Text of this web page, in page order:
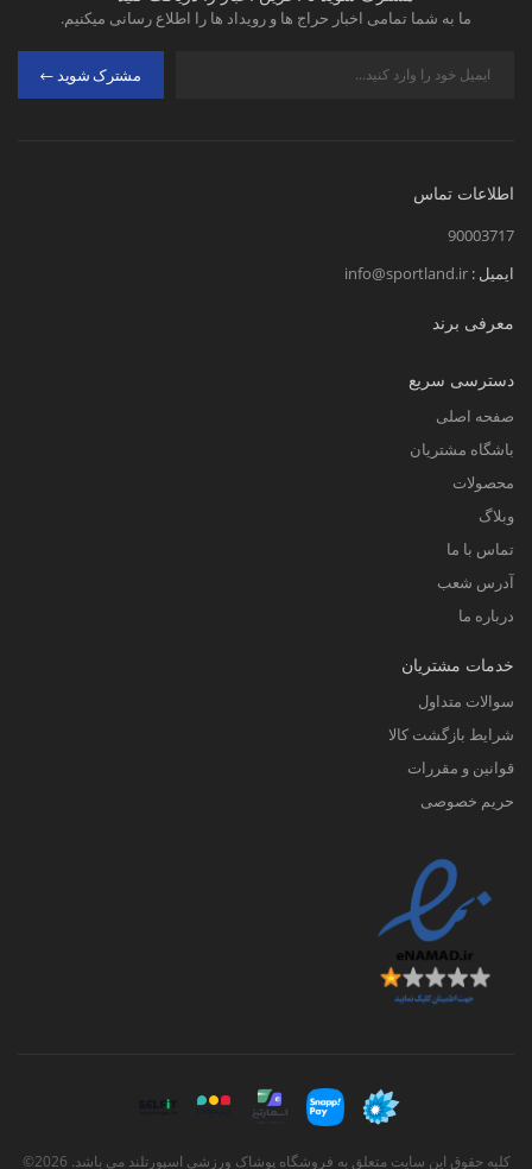
ما به شما تمامی اخبار حراج ها و رویداد ها را اطلاع رسانی میکنیم.
مشترک شوید
اطلاعات تماس
90003717
ایمیل : info@sportland.ir
معرفی برند
دسترسی سریع
صفحه اصلی
باشگاه مشتریان
محصولات
وبلاگ
تماس با ما
آدرس شعب
درباره ما
خدمات مشتریان
سوالات متداول
شرایط بازگشت کالا
قوانین و مقررات
حریم خصوصی
کلیه حقوق این سایت متعلق به فروشگاه پوشاک ورزشی اسپورتلند می باشد. 2026©